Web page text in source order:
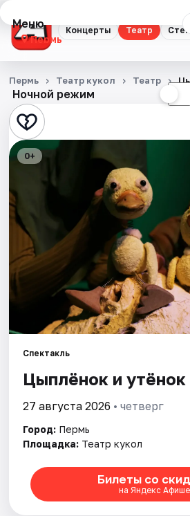
Концерты Театр
Меню
Пермь
Концерты
Театр
Стендап
Квесты
Экскурсии
Спорт
События
Площадки
Артисты
Рейтинги
Ночной режим
Пермь Театр кукол Театр
0+
Спектакль
Цыплёнок и
27 августа 2026 • четверг
Город: Пермь
Площадка: Театр кукол
Билеты со
на Яндекс Афише